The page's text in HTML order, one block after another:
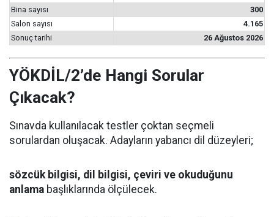
Bina sayısı
300
Salon sayısı
4.165
Sonuç tarihi
26 Ağustos 2026
YÖKDİL/2’de Hangi Sorular
Çıkacak?
Sınavda kullanılacak testler çoktan seçmeli
sorulardan oluşacak. Adayların yabancı dil düzeyleri;
sözcük bilgisi, dil bilgisi, çeviri ve okuduğunu
anlama başlıklarında ölçülecek.